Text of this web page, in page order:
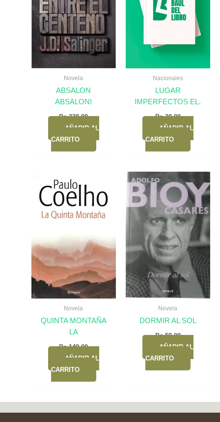
Novela
ABSALON
ABSALON!
Bs.230,00
AÑADIR AL
CARRITO
Nacionales
LUGAR
IMPERFECTOS EL.
Bs.30,00
AÑADIR AL
CARRITO
Novela
QUINTA MONTAÑA
LA
Bs.149,00
AÑADIR AL
CARRITO
Novela
DORMIR AL SOL
Bs.59,00
AÑADIR AL
CARRITO